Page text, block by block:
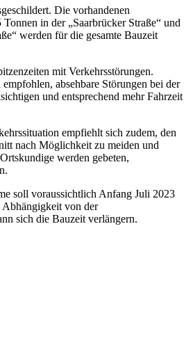
Die vorhandenen
in der „Saarbrücker Straße“ und
werden für die gesamte Bauzeit
mit Verkehrsstörungen.
absehbare Störungen bei der
und entsprechend mehr Fahrzeit
empfiehlt sich zudem, den
nach Möglichkeit zu meiden und
werden gebeten,
soll voraussichtlich Anfang Juli 2023
Abhängigkeit von der
sich die Bauzeit verlängern.